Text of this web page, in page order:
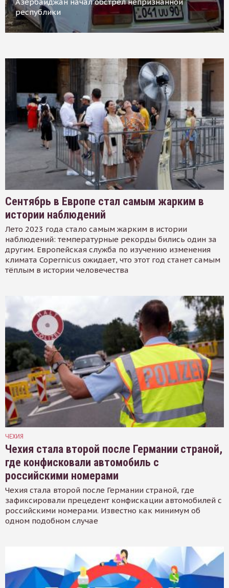
республики
Сентябрь в Европе стал самым жарким в
истории наблюдений
Лето 2023 года стало самым жарким в истории
наблюдений: температурные рекорды бились один за
другим. Европейская служба по изучению изменения
климата Copernicus ожидает, что этот год станет самым
тёплым в истории человечества
ЧЕХИЯ
Чехия стала второй после Германии страной,
где конфисковали автомобиль с
российскими номерами
Чехия стала второй после Германии страной, где
зафиксировали прецедент конфискации автомобилей с
российскими номерами. Известно как минимум об
одном подобном случае